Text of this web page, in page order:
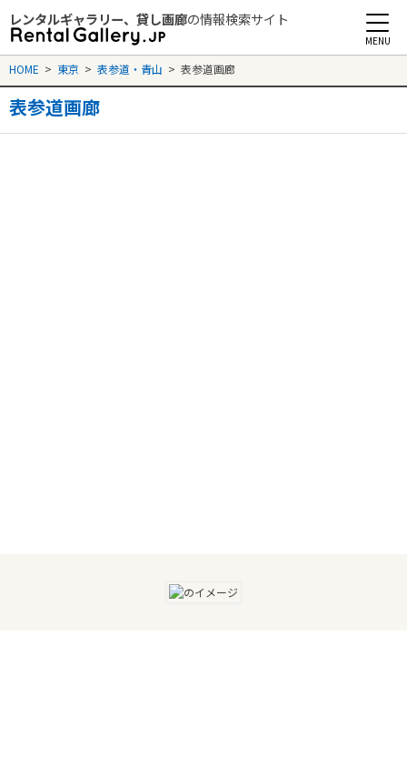
レンタルギャラリー、貸し画廊の情報検索サイト
Rental Gallery jp
HOME > 東京 > 表参道・青山 > 表参道画廊
表参道画廊